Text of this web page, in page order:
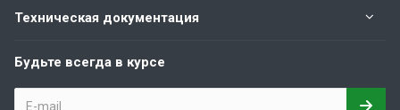
Техническая документация
Будьте всегда в курсе